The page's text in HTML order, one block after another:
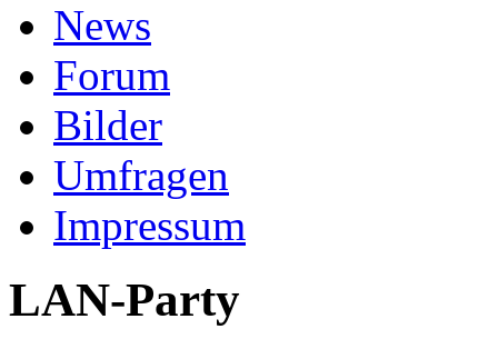
News
Forum
Bilder
Umfragen
Impressum
LAN-Party